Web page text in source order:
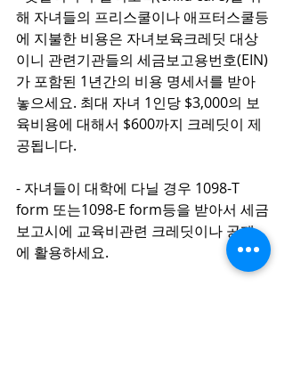
해 자녀들의 프리스쿨이나 애프터스쿨등
에 지불한 비용은 자녀보육크레딧 대상
이니 관련기관들의 세금보고용번호(EIN)
가 포함된 1년간의 비용 명세서를 받아
놓으세요. 최대 자녀 1인당 $3,000의 보
육비용에 대해서 $600까지 크레딧이 제
공됩니다.
- 자녀들이 대학에 다닐 경우 1098-T
form 또는1098-E form등을 받아서 세금
보고시에 교육비관련 크레딧이나 공제
에 활용하세요.